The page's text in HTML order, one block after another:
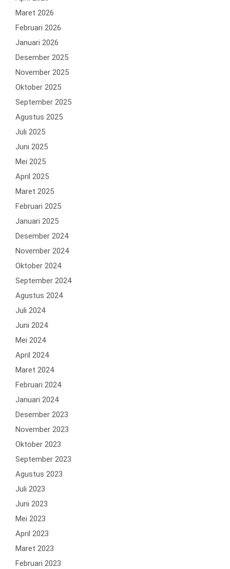
Maret 2026
Februari 2026
Januari 2026
Desember 2025
November 2025
Oktober 2025
September 2025
Agustus 2025
Juli 2025
Juni 2025
Mei 2025
April 2025
Maret 2025
Februari 2025
Januari 2025
Desember 2024
November 2024
Oktober 2024
September 2024
Agustus 2024
Juli 2024
Juni 2024
Mei 2024
April 2024
Maret 2024
Februari 2024
Januari 2024
Desember 2023
November 2023
Oktober 2023
September 2023
Agustus 2023
Juli 2023
Juni 2023
Mei 2023
April 2023
Maret 2023
Februari 2023